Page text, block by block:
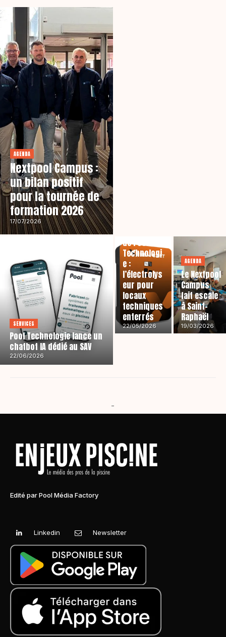
AGENDA
Nextpool Campus :
un bilan positif
pour la tournée de
formation 2026
17/07/2026
SERVICES
Pool Technologie lance un
chatbot IA dédié au SAV
22/06/2026
de Pool
Technologi
e :
l’électrolys
eur pour
locaux
techniques
enterrés
22/05/2026
AGENDA
Le Nextpool
Campus
fait escale
à Saint-
Raphaël
19/03/2026
-
Edité par Pool Média Factory
Linkedin Newsletter